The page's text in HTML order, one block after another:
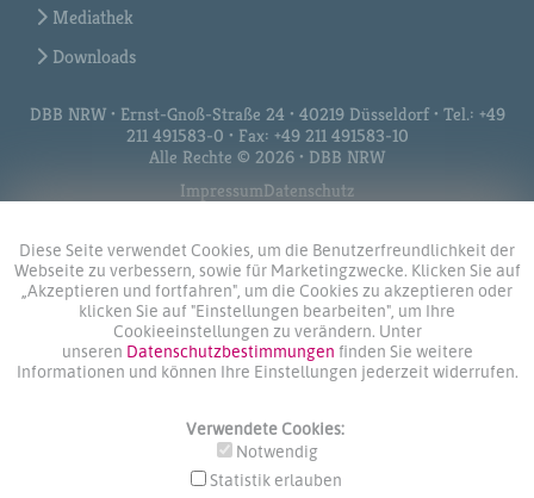
Diese Seite verwendet Cookies, um die Benutzerfreundlichkeit der
Webseite zu verbessern, sowie für Marketingzwecke. Klicken Sie auf
„Akzeptieren und fortfahren", um die Cookies zu akzeptieren oder
klicken Sie auf "Einstellungen bearbeiten", um Ihre
Cookieeinstellungen zu verändern. Unter
unseren Datenschutzbestimmungen finden Sie weitere
Informationen und können Ihre Einstellungen jederzeit widerrufen.
Verwendete Cookies:
Notwendig
Statistik erlauben
Mediathek
Downloads
DBB NRW • Ernst-Gnoß-Straße 24 • 40219 Düsseldorf • Tel.: +49
211 491583-0 • Fax: +49 211 491583-10
Alle Rechte © 2026 • DBB NRW
ImpressumDatenschutz